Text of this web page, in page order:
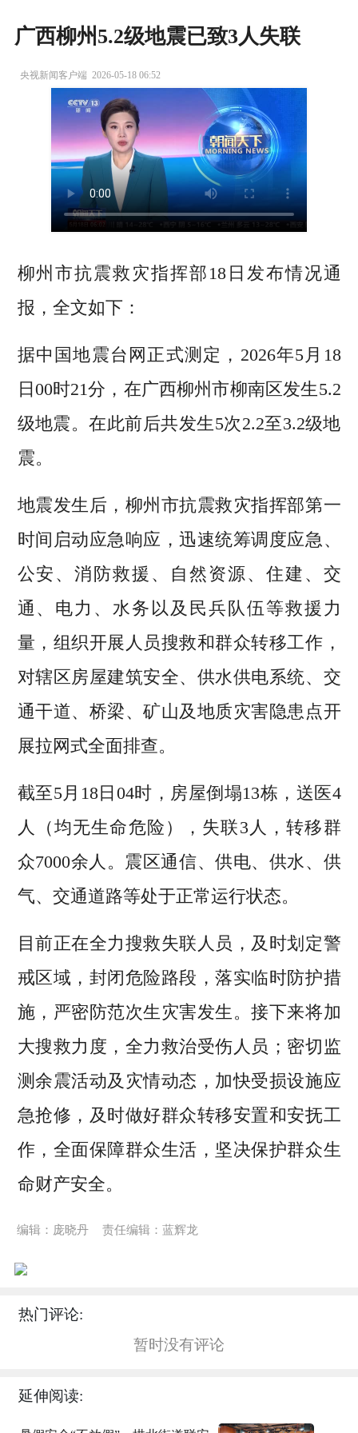
广西柳州5.2级地震已致3人失联
央视新闻客户端 2026-05-18 06:52
柳州市抗震救灾指挥部18日发布情况通
报，全文如下：
据中国地震台网正式测定，2026年5月18
日00时21分，在广西柳州市柳南区发生5.2
级地震。在此前后共发生5次2.2至3.2级地
震。
地震发生后，柳州市抗震救灾指挥部第一
时间启动应急响应，迅速统筹调度应急、
公安、消防救援、自然资源、住建、交
通、电力、水务以及民兵队伍等救援力
量，组织开展人员搜救和群众转移工作，
对辖区房屋建筑安全、供水供电系统、交
通干道、桥梁、矿山及地质灾害隐患点开
展拉网式全面排查。
截至5月18日04时，房屋倒塌13栋，送医4
人（均无生命危险），失联3人，转移群
众7000余人。震区通信、供电、供水、供
气、交通道路等处于正常运行状态。
目前正在全力搜救失联人员，及时划定警
戒区域，封闭危险路段，落实临时防护措
施，严密防范次生灾害发生。接下来将加
大搜救力度，全力救治受伤人员；密切监
测余震活动及灾情动态，加快受损设施应
急抢修，及时做好群众转移安置和安抚工
作，全面保障群众生活，坚决保护群众生
命财产安全。
编辑：庞晓丹 责任编辑：蓝辉龙
热门评论:
暂时没有评论
延伸阅读: